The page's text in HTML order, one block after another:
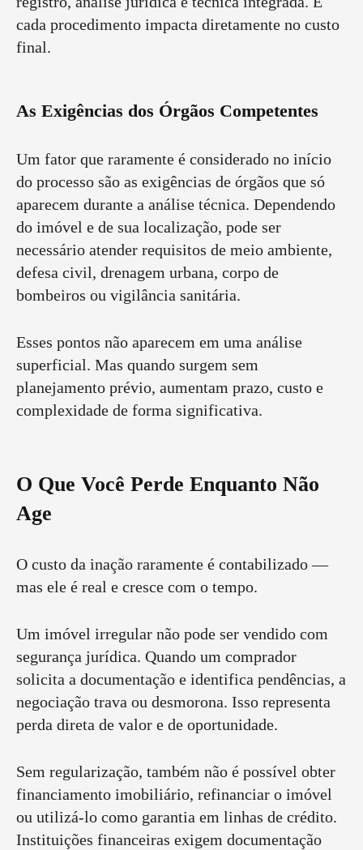
cada procedimento impacta diretamente no custo
final.
As Exigências dos Órgãos Competentes
Um fator que raramente é considerado no início
do processo são as exigências de órgãos que só
aparecem durante a análise técnica. Dependendo
do imóvel e de sua localização, pode ser
necessário atender requisitos de meio ambiente,
defesa civil, drenagem urbana, corpo de
bombeiros ou vigilância sanitária.
Esses pontos não aparecem em uma análise
superficial. Mas quando surgem sem
planejamento prévio, aumentam prazo, custo e
complexidade de forma significativa.
O Que Você Perde Enquanto Não
Age
O custo da inação raramente é contabilizado —
mas ele é real e cresce com o tempo.
Um imóvel irregular não pode ser vendido com
segurança jurídica. Quando um comprador
solicita a documentação e identifica pendências, a
negociação trava ou desmorona. Isso representa
perda direta de valor e de oportunidade.
Sem regularização, também não é possível obter
financiamento imobiliário, refinanciar o imóvel
ou utilizá-lo como garantia em linhas de crédito.
Instituições financeiras exigem documentação